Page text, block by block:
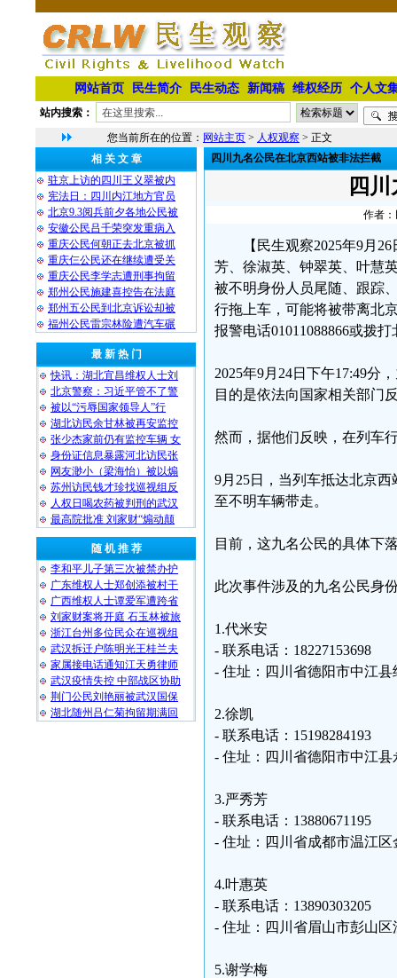
网站首页 民生简介 民生动态 新闻稿 维权经历 个人文
站内搜索：
您当前所在的位置： 网站主页 > 人权观察 > 正文
相 关 文 章
驻京上访的四川王义翠被内
宪法日：四川内江地方官员
北京9.3阅兵前夕各地公民被
安徽公民吕千荣突发重病入
重庆公民何朝正去北京被抓
重庆仨公民还在继续遭受关
重庆公民李学志遭刑事拘留
郑州公民施建喜控告在法庭
郑州五公民到北京诉讼却被
福州公民雷宗林险遭汽车碾
最 新 热 门
快讯：湖北宜昌维权人士刘
北京警察：习近平管不了警
被以“污辱国家领导人”行
湖北访民余甘林被再安监控
张少杰家前仍有监控车辆 女
身份证信息暴露河北访民张
网友渺小（梁海怡）被以煽
苏州访民钱才珍找巡视组反
人权日喝农药被判刑的武汉
最高院批准 刘家财“煽动颠
随 机 推 荐
李和平儿子第三次被禁办护
广东维权人士郑创添被村干
广西维权人士谭爱军遭跨省
刘家财案将开庭 石玉林被旅
浙江台州多位民众在巡视组
武汉拆迁户陈明光王桂兰夫
家属接电话通知江天勇律师
武汉疫情失控 中部战区协助
荆门公民刘艳丽被武汉国保
湖北随州吕仁菊拘留期满回
四川九名公民在北京西站被非法拦截
四
作者：
【民生观察2025年9月
芳、徐淑英、钟翠英、叶慧
被不明身份人员尾随、跟踪
行拖上车，可能将被带离北
报警电话01011088866或拨
2025年9月24日下午17:49分
目的是依法向国家相关部门
然而，据他们反映，在列车
9月25日，当列车抵达北京
至不明车辆带走。
目前，这九名公民的具体下
此次事件涉及的九名公民身
1.代米安
- 联系电话：18227153698
- 住址：四川省德阳市中江县
2.徐凯
- 联系电话：15198284193
- 住址：四川省德阳市中江
3.严秀芳
- 联系电话：13880671195
- 住址：四川省成都市温江
4.叶惠英
- 联系电话：13890303205
- 住址：四川省眉山市彭山
5.谢学梅